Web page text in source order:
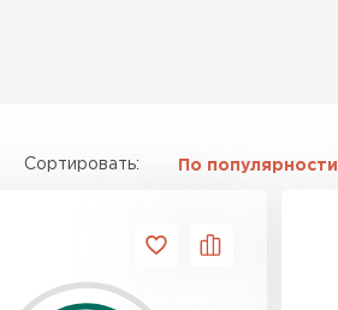
Сортировать: По популярности